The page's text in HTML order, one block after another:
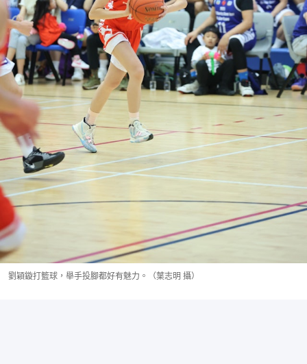
劉穎鏇打籃球，舉手投腳都好有魅力。（葉志明 攝）